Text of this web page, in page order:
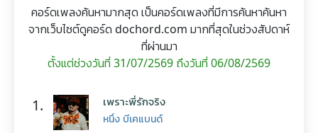
คอร์ดเพลงค้นหามากสุด เป็นคอร์ดเพลงที่มีการค้นหาค้นหา
จากเว็บไซต์ดูคอร์ด dochord.com มากที่สุดในช่วงสัปดาห์
ที่ผ่านมา
ตั้งแต่ช่วงวันที่ 31/07/2569 ถึงวันที่ 06/08/2569
1. เพราะพี่รักจริง
หนึ่ง บีเคแบนด์